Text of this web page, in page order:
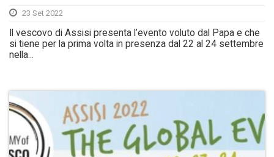
23 Set 2022
Il vescovo di Assisi presenta l’evento voluto dal Papa e che
si tiene per la prima volta in presenza dal 22 al 24 settembre
nella...